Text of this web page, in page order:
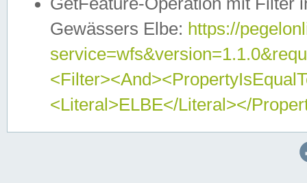
Gewässers Elbe: https://
<Literal>ELBE</Literal></